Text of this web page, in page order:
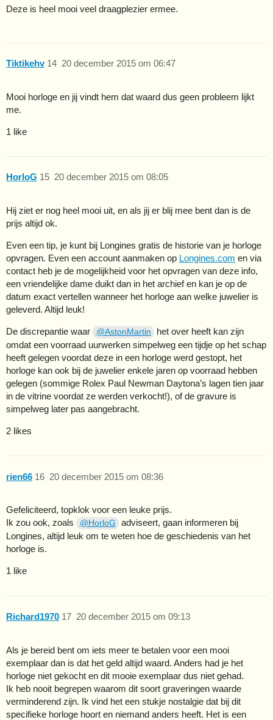
Deze is heel mooi veel draagplezier ermee.
Tiktikehv 20 december 2015 om 06:47
14
Mooi horloge en jij vindt hem dat waard dus geen probleem lijkt
me.
1 like
HorloG 20 december 2015 om 08:05
15
Hij ziet er nog heel mooi uit, en als jij er blij mee bent dan is de
prijs altijd ok.
Even een tip, je kunt bij Longines gratis de historie van je horloge
opvragen. Even een account aanmaken op Longines.com en via
contact heb je de mogelijkheid voor het opvragen van deze info,
een vriendelijke dame duikt dan in het archief en kan je op de
datum exact vertellen wanneer het horloge aan welke juwelier is
geleverd. Altijd leuk!
De discrepantie waar @AstonMartin
het over heeft kan zijn
omdat een voorraad uurwerken simpelweg een tijdje op het schap
heeft gelegen voordat deze in een horloge werd gestopt, het
horloge kan ook bij de juwelier enkele jaren op voorraad hebben
gelegen (sommige Rolex Paul Newman Daytona’s lagen tien jaar
in de vitrine voordat ze werden verkocht!), of de gravure is
simpelweg later pas aangebracht.
2 likes
rien66 20 december 2015 om 08:36
16
Gefeliciteerd, topklok voor een leuke prijs.
Ik zou ook, zoals
@HorloG
adviseert, gaan informeren bij
Longines, altijd leuk om te weten hoe de geschiedenis van het
horloge is.
1 like
Richard1970 20 december 2015 om 09:13
17
Als je bereid bent om iets meer te betalen voor een mooi
exemplaar dan is dat het geld altijd waard. Anders had je het
horloge niet gekocht en dit mooie exemplaar dus niet gehad.
Ik heb nooit begrepen waarom dit soort graveringen waarde
verminderend zijn. Ik vind het een stukje nostalgie dat bij dit
specifieke horloge hoort en niemand anders heeft. Het is een